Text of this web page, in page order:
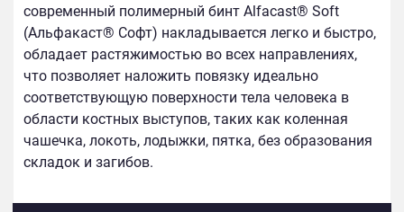
современный полимерный бинт Alfacast® Soft
(Альфакаст® Софт) накладывается легко и быстро,
обладает растяжимостью во всех направлениях,
что позволяет наложить повязку идеально
соответствующую поверхности тела человека в
области костных выступов, таких как коленная
чашечка, локоть, лодыжки, пятка, без образования
складок и загибов.